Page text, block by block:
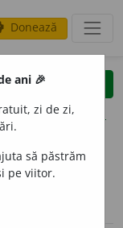
Donează
clear
opțiuni
declinări
ani 🎉
zi de zi,
să păstrăm
pe viitor.